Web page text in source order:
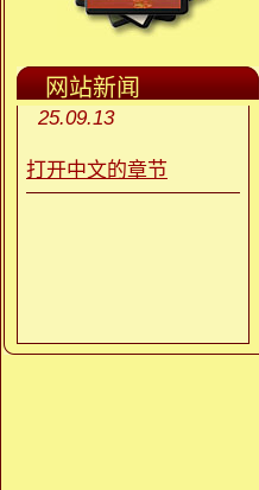
网站新闻
25.09.13
打开中文的章节